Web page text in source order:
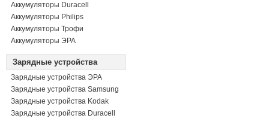
Аккумуляторы Duracell
Аккумуляторы Philips
Аккумуляторы Трофи
Аккумуляторы ЭРА
Зарядные устройства
Зарядные устройства ЭРА
Зарядные устройства Samsung
Зарядные устройства Kodak
Зарядные устройства Duracell